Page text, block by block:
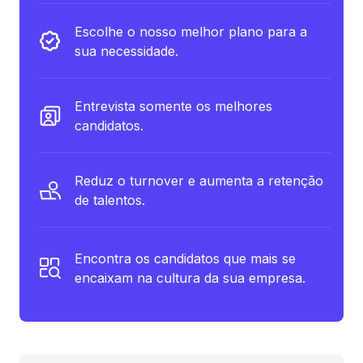
Escolhe o nosso melhor plano para a
sua necessidade.
Entrevista somente os melhores
candidatos.
Reduz o turnover e aumenta a retenção
de talentos.
Encontra os candidatos que mais se
encaixam na cultura da sua empresa.